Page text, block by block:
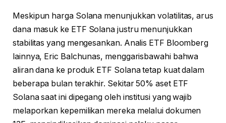
Meskipun harga Solana menunjukkan volatilitas, arus
dana masuk ke ETF Solana justru menunjukkan
stabilitas yang mengesankan. Analis ETF Bloomberg
lainnya, Eric Balchunas, menggarisbawahi bahwa
aliran dana ke produk ETF Solana tetap kuat dalam
beberapa bulan terakhir. Sekitar 50% aset ETF
Solana saat ini dipegang oleh institusi yang wajib
melaporkan kepemilikan mereka melalui dokumen